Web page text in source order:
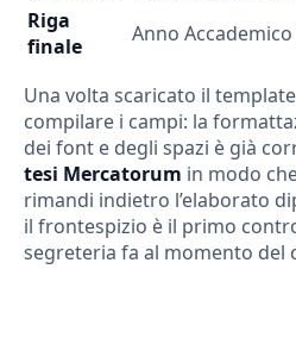
Riga
finale
Anno
Una volta scaricato il
compilare i campi: la
dei font e degli spazi è già
tesi Mercatorum in modo
rimandi indietro l’elaborato
il frontespizio è il primo
segreteria fa al momento del